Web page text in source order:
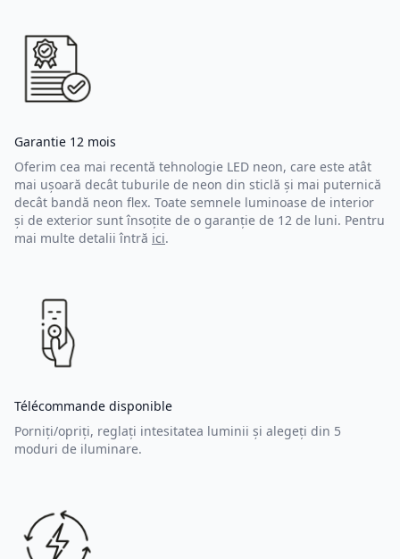
Garantie 12 mois
Oferim cea mai recentă tehnologie LED neon, care este atât
mai ușoară decât tuburile de neon din sticlă și mai puternică
decât bandă neon flex. Toate semnele luminoase de interior
și de exterior sunt însoțite de o garanție de 12 de luni. Pentru
mai multe detalii întră ici.
Télécommande disponible
Porniți/opriți, reglați intesitatea luminii și alegeți din 5
moduri de iluminare.